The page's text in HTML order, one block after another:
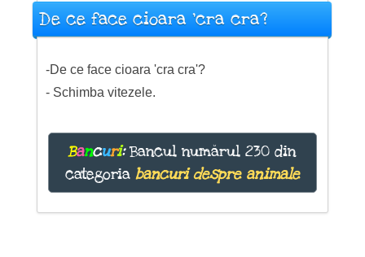
De ce face cioara 'cra cra?
-De ce face cioara 'cra cra'?
- Schimba vitezele.
Bancuri:Bancul numărul 230 din
categoria bancuri despre animale